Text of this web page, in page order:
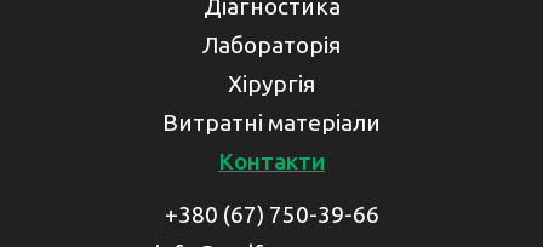
Діагностика
Лабораторія
Хірургія
Витратні матеріали
Контакти
+380 (67) 750-39-66